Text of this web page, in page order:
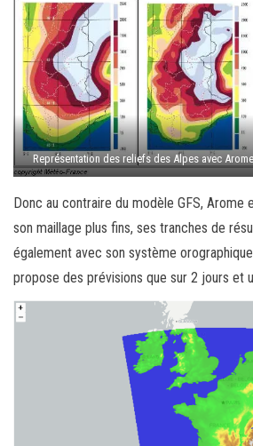
Représentation des reliefs des Alpes avec
Donc au contraire du modèle GFS,
son maillage plus fins, ses tranches de
également avec son système
propose des prévisions que sur 2 jours et